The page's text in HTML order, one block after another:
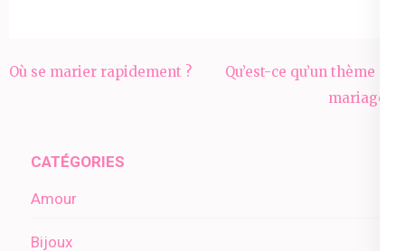
Navigation
Où se marier rapidement ?
Qu’est-ce qu’un thème de
mariage ?
CATÉGORIES
Amour
Bijoux